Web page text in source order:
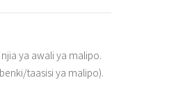
ya awali ya malipo.
taasisi ya malipo).